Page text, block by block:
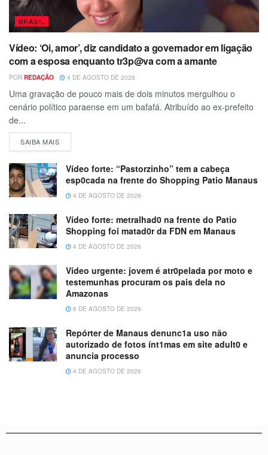
BRASIL
Vídeo: ‘Oi, amor’, diz candidato a governador em ligação
com a esposa enquanto tr3p@va com a amante
POR REDAÇÃO 4 DE AGOSTO DE 2026
Uma gravação de pouco mais de dois minutos mergulhou o
cenário político paraense em um bafafá. Atribuído ao ex-prefeito
de...
SAIBA MAIS
Vídeo forte: “Pastorzinho” tem a cabeça
esp0cada na frente do Shopping Patio Manaus
4 DE AGOSTO DE 2026
Vídeo forte: metralhad0 na frente do Patio
Shopping foi matad0r da FDN em Manaus
4 DE AGOSTO DE 2026
Vídeo urgente: jovem é atr0pelada por moto e
testemunhas procuram os pais dela no
Amazonas
6 DE AGOSTO DE 2026
Repórter de Manaus denunc1a uso não
autorizado de fotos ínt1mas em site adult0 e
anuncia processo
4 DE AGOSTO DE 2026